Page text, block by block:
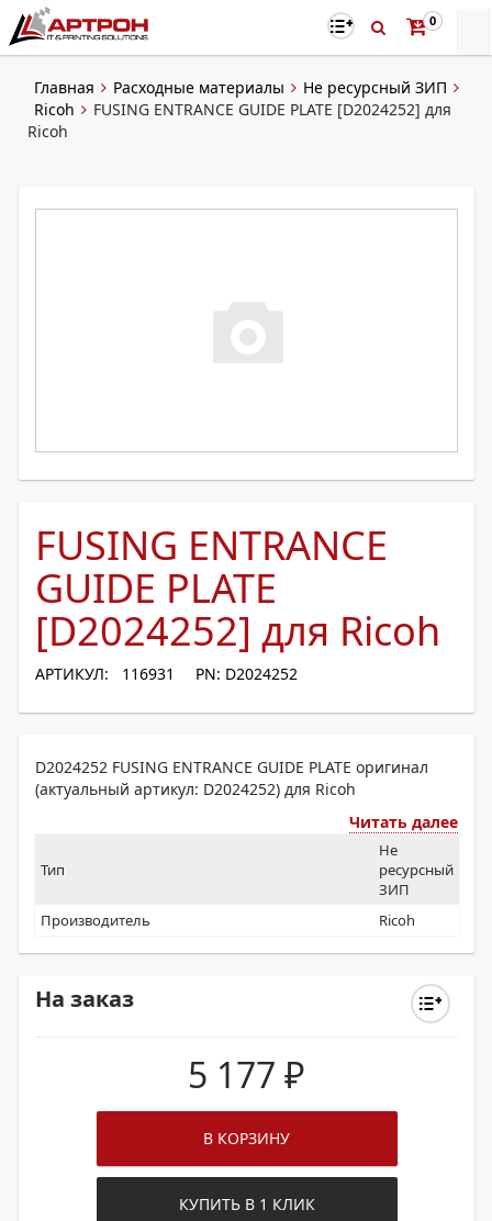
0
Главная Расходные материалы
Не ресурсный ЗИП
Ricoh
FUSING ENTRANCE GUIDE PLATE [D2024252] для
Ricoh
FUSING ENTRANCE
GUIDE PLATE
[D2024252] для Ricoh
АРТИКУЛ: 116931 PN: D2024252
D2024252 FUSING ENTRANCE GUIDE PLATE оригинал
(актуальный артикул: D2024252) для Ricoh
Читать далее
Тип
Не
ресурсный
ЗИП
Производитель
Ricoh
На заказ
5 177 ₽
В КОРЗИНУ
КУПИТЬ В 1 КЛИК